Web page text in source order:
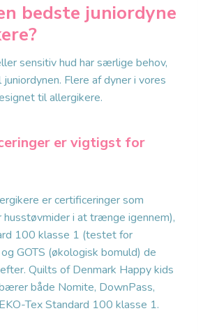
bedste juniordyne
sensitiv hud har særlige behov,
Flere af dyner i vores
til allergikere.
er vigtigst for
er certificeringer som
husstøvmider i at trænge igennem),
100 klasse 1 (testet for
GOTS (økologisk bomuld) de
Quilts of Denmark Happy kids
både Nomite, DownPass,
Tex Standard 100 klasse 1.